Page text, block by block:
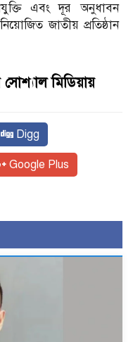
এবং দূর অনুধাবন
জাতীয় প্রতিষ্ঠান
মিডিয়ায়
Digg
Google Plus